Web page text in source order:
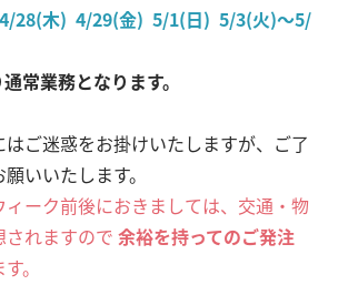
28(木) 4/29(金) 5/1(日) 5/3(火)～5/
常業務となります。
ご迷惑をお掛けいたしますが、ご了
いいたします。
ィーク前後におきましては、交通・物
されますので余裕を持ってのご発注
。